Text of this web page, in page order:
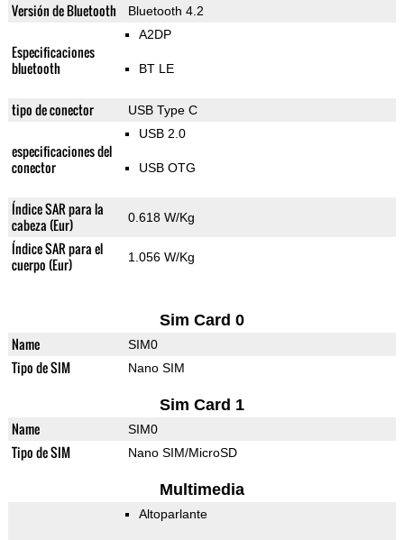
Versión de Bluetooth Bluetooth 4.2
Especificaciones
bluetooth
A2DP
BT LE
tipo de conector USB Type C
especificaciones del
conector
USB 2.0
USB OTG
Índice SAR para la
cabeza (Eur)
0.618 W/Kg
Índice SAR para el
cuerpo (Eur)
1.056 W/Kg
Sim Card 0
Name SIM0
Tipo de SIM Nano SIM
Sim Card 1
Name SIM0
Tipo de SIM Nano SIM/MicroSD
Multimedia
Altoparlante